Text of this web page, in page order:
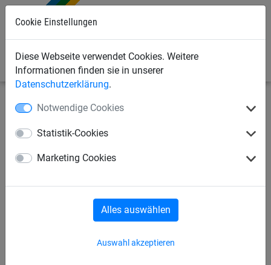
Cookie Einstellungen
Diese Webseite verwendet Cookies. Weitere
Informationen finden sie in unserer
Datenschutzerklärung.
Notwendige Cookies
Statistik-Cookies
Marketing Cookies
Auswahl akzeptieren
Alles auswählen
Seilspielgeräte Vario-System
Vario-Element 22, für
Stahlpfosten